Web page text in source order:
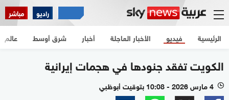
راديو مباشر
الرئيسية الأخبار العاجلة أخبار شرق أوسط عالم فيديو
الكويت تفقد جنودها في هجمات إيرانية
l 4 مارس 2026 - 10:08 بتوقيت أبوظبي